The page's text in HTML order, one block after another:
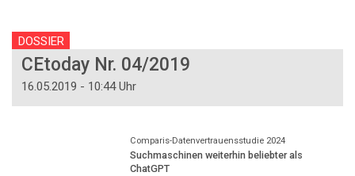
DOSSIER
CEtoday Nr. 04/2019
16.05.2019 - 10:44 Uhr
Comparis-Datenvertrauensstudie 2024
Suchmaschinen weiterhin beliebter als
ChatGPT